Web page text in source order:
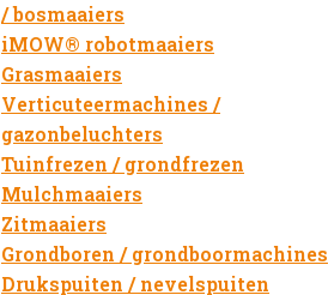
/ bosmaaiers
iMOW® robotmaaiers
Grasmaaiers
Verticuteermachines /
gazonbeluchters
Tuinfrezen / grondfrezen
Mulchmaaiers
Zitmaaiers
Grondboren / grondboormachines
Drukspuiten / nevelspuiten